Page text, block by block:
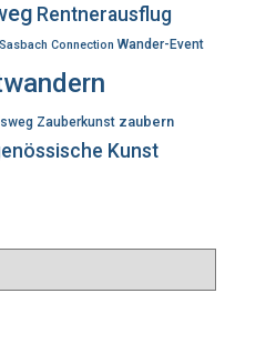
Rentnerausflug
Sasbach Connection Wander-Event
Zauberkunst zaubern
Kunst